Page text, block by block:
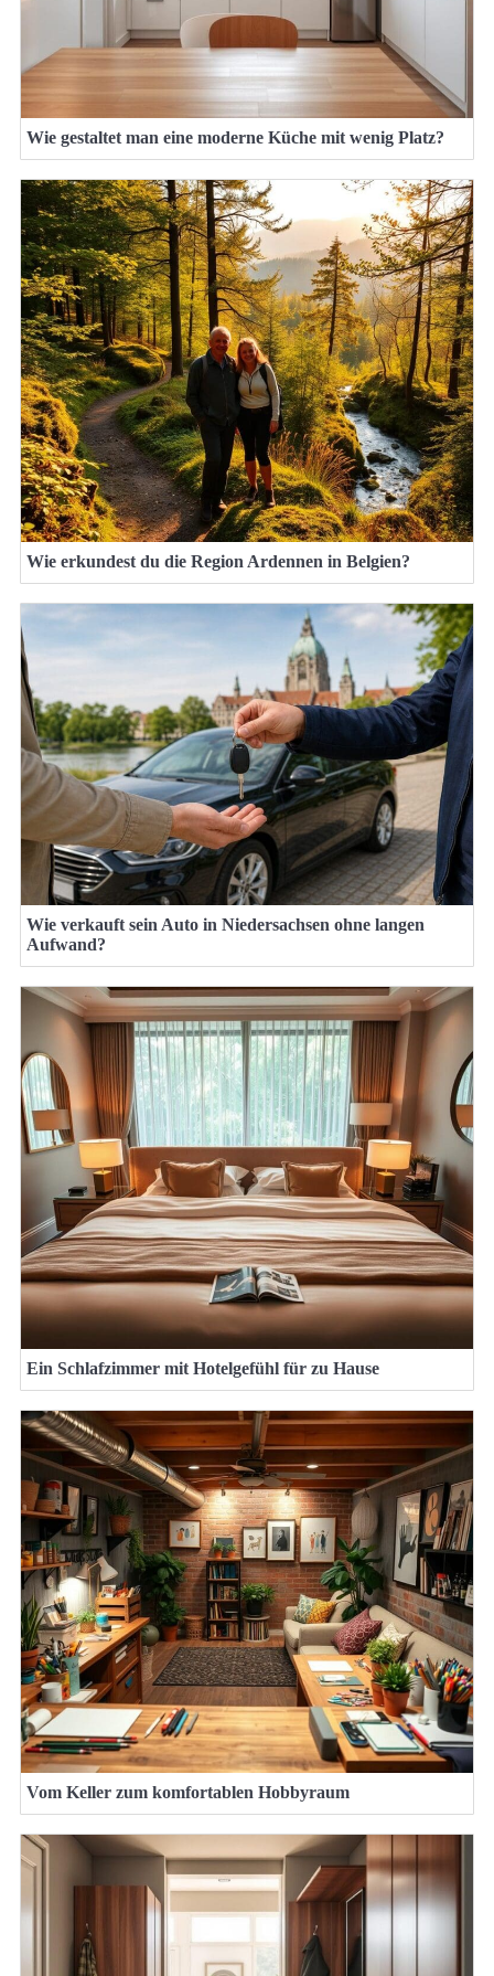
Wie gestaltet man eine moderne Küche mit wenig Platz?
Wie erkundest du die Region Ardennen in Belgien?
Wie verkauft sein Auto in Niedersachsen ohne langen
Aufwand?
Ein Schlafzimmer mit Hotelgefühl für zu Hause
Vom Keller zum komfortablen Hobbyraum